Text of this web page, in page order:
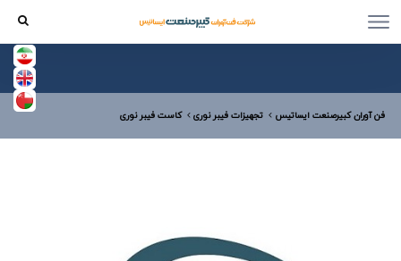
فن آوران کبیرصنعت ایساتیس تجهیزات فیبر نوری کاست فیبر نوری